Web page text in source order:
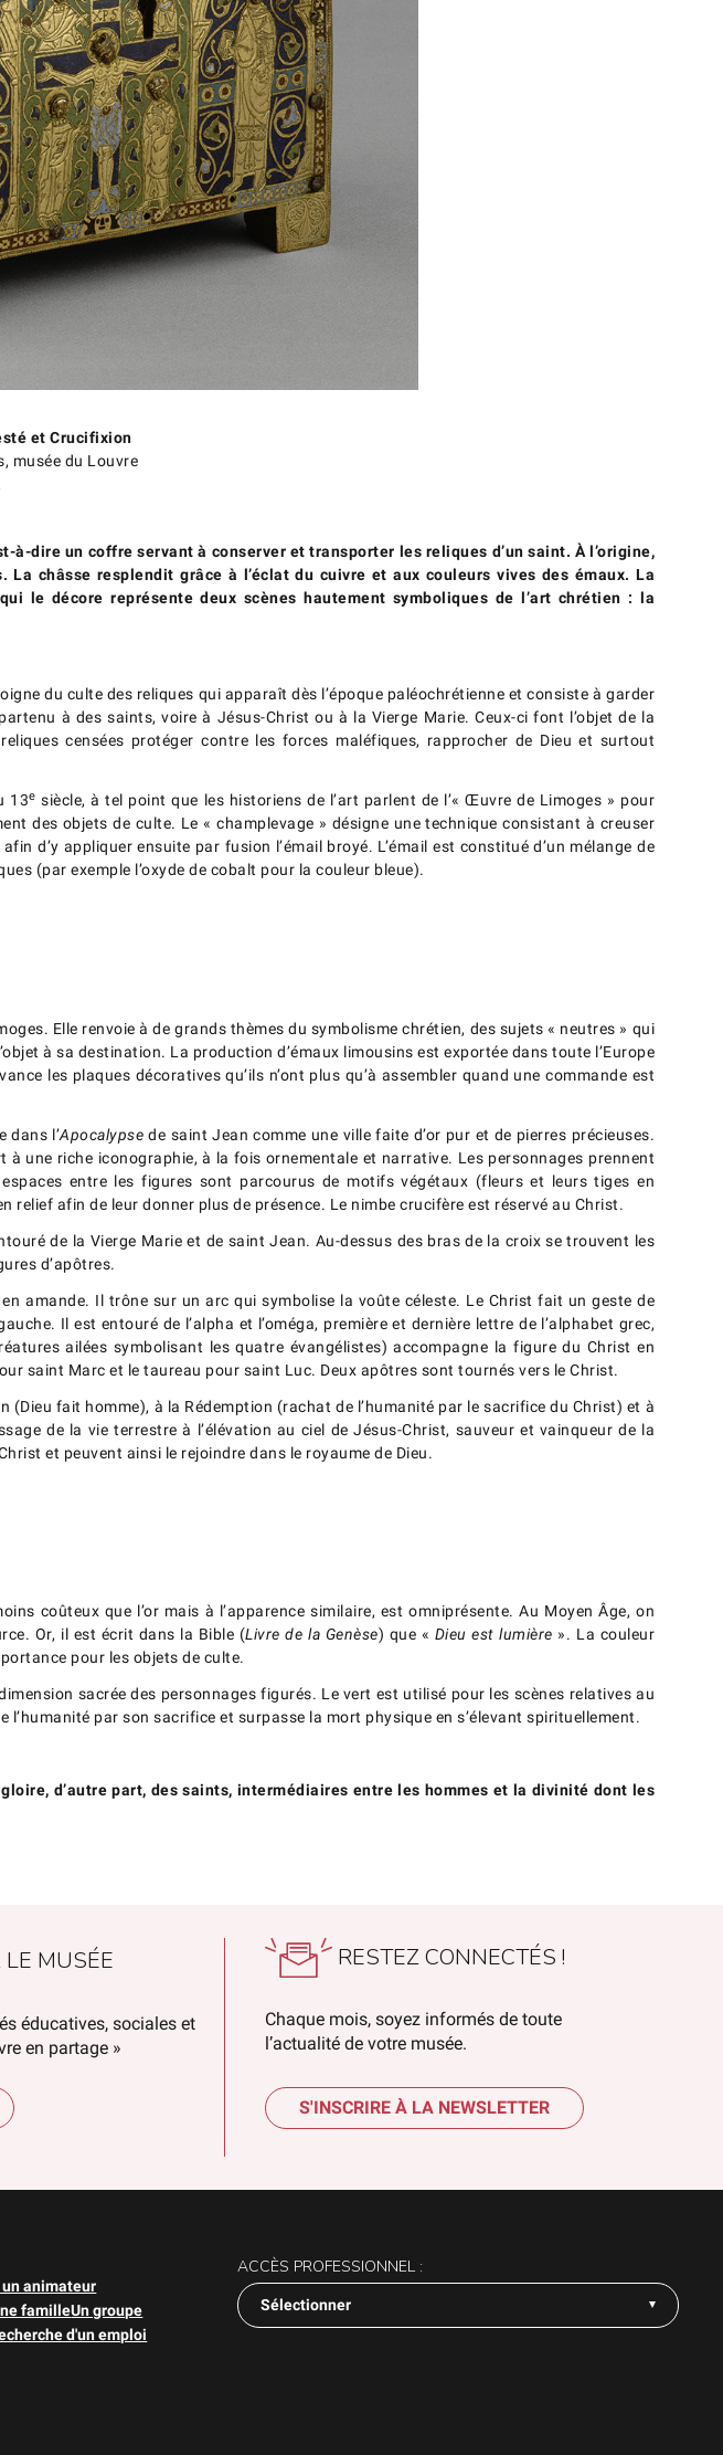
et Crucifixion
musée du Louvre
à-dire un coffre servant à conserver et transporter les reliques d’un saint. À l’origine,
châsse resplendit grâce à l’éclat du cuivre et aux couleurs vives des émaux. La
le décore représente deux scènes hautement symboliques de l’art chrétien : la
du culte des reliques qui apparaît dès l’époque paléochrétienne et consiste à garder
à des saints, voire à Jésus-Christ ou à la Vierge Marie. Ceux-ci font l’objet de la
censées protéger contre les forces maléfiques, rapprocher de Dieu et surtout
13e siècle, à tel point que les historiens de l’art parlent de l’« Œuvre de Limoges » pour
des objets de culte. Le « champlevage » désigne une technique consistant à creuser
d’y appliquer ensuite par fusion l’émail broyé. L’émail est constitué d’un mélange de
(par exemple l’oxyde de cobalt pour la couleur bleue).
Elle renvoie à de grands thèmes du symbolisme chrétien, des sujets « neutres » qui
à sa destination. La production d’émaux limousins est exportée dans toute l’Europe
les plaques décoratives qu’ils n’ont plus qu’à assembler quand une commande est
dans l’Apocalypsede saint Jean comme une ville faite d’or pur et de pierres précieuses.
une riche iconographie, à la fois ornementale et narrative. Les personnages prennent
entre les figures sont parcourus de motifs végétaux (fleurs et leurs tiges en
relief afin de leur donner plus de présence. Le nimbe crucifère est réservé au Christ.
de la Vierge Marie et de saint Jean. Au-dessus des bras de la croix se trouvent les
d’apôtres.
amande. Il trône sur un arc qui symbolise la voûte céleste. Le Christ fait un geste de
Il est entouré de l’alpha et l’oméga, première et dernière lettre de l’alphabet grec,
ailées symbolisant les quatre évangélistes) accompagne la figure du Christ en
saint Marc et le taureau pour saint Luc. Deux apôtres sont tournés vers le Christ.
fait homme), à la Rédemption (rachat de l’humanité par le sacrifice du Christ) et à
de la vie terrestre à l’élévation au ciel de Jésus-Christ, sauveur et vainqueur de la
et peuvent ainsi le rejoindre dans le royaume de Dieu.
coûteux que l’or mais à l’apparence similaire, est omniprésente. Au Moyen Âge, on
Or, il est écrit dans la Bible (Livre de la Genèse) que « Dieu est lumière ». La couleur
pour les objets de culte.
sacrée des personnages figurés. Le vert est utilisé pour les scènes relatives au
par son sacrifice et surpasse la mort physique en s’élevant spirituellement.
d’autre part, des saints, intermédiaires entre les hommes et la divinité dont les
MUSÉE
éducatives, sociales et
en partage »
RESTEZ CONNECTÉS !
Chaque mois, soyez informés de toute
l’actualité de votre musée.
S'INSCRIRE À LA NEWSLETTER
animateur
familleUn groupe
d'un emploi
ACCÈS PROFESSIONNEL :
Sélectionner